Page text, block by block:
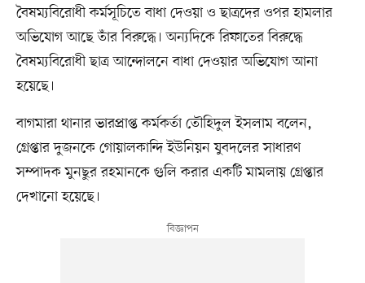
বৈষম্যবিরোধী কর্মসূচিতে বাধা দেওয়া ও ছাত্রদের ওপর হামলার
অভিযোগ আছে তাঁর বিরুদ্ধে। অন্যদিকে রিফাতের বিরুদ্ধে
বৈষম্যবিরোধী ছাত্র আন্দোলনে বাধা দেওয়ার অভিযোগ আনা
হয়েছে।
বাগমারা থানার ভারপ্রাপ্ত কর্মকর্তা তৌহিদুল ইসলাম বলেন,
গ্রেপ্তার দুজনকে গোয়ালকান্দি ইউনিয়ন যুবদলের সাধারণ
সম্পাদক মুনছুর রহমানকে গুলি করার একটি মামলায় গ্রেপ্তার
দেখানো হয়েছে।